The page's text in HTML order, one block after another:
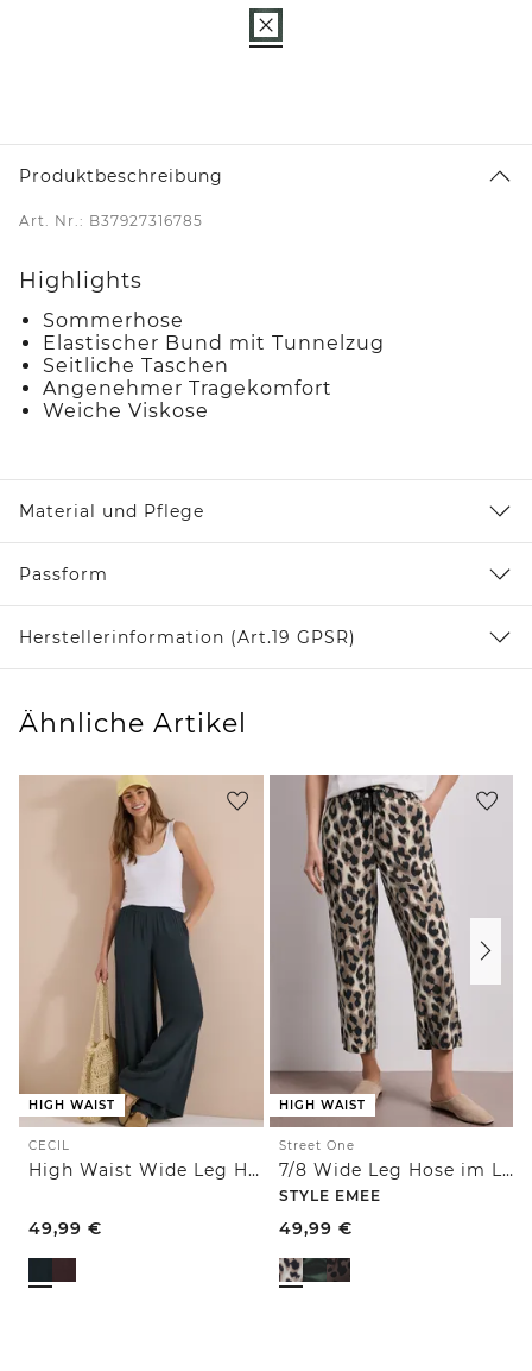
Produktbeschreibung
Art. Nr.: B37927316785
Highlights
Sommerhose
Elastischer Bund mit Tunnelzug
Seitliche Taschen
Angenehmer Tragekomfort
Weiche Viskose
Material und Pflege
Passform
Herstellerinformation (Art.19 GPSR)
Ähnliche Artikel
HIGH WAIST
CECIL
High Waist Wide Leg Hose im Loose Fit
49,99 €
HIGH WAIST
Street One
7/8 Wide Leg Hose im Loose Fit mit Print
STYLE EMEE
49,99 €